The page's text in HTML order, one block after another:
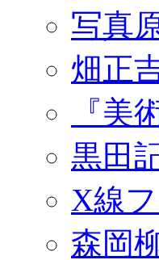
写真
畑正
『美
黒田
X線
森岡